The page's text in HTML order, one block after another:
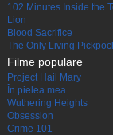
102 Minutes Inside the
Lion
Blood Sacrifice
The Only Living
Filme populare
Project Hail Mary
În pielea mea
Wuthering Heights
Obsession
Crime 101